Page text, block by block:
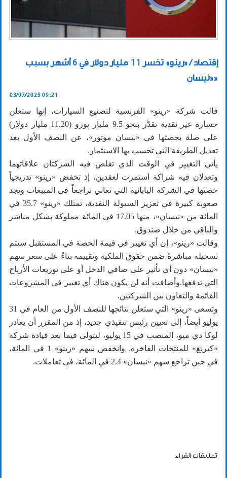
إقتصاد / «رينو» تخسر 11 مليار دولار في 6 أشهر بسبب
«نيسان»
03/07/2025 09:21
قالت شركة «رينو» الفرنسية لتصنيع السيارات، إنها ستعلن
خسارة غير نقدية تقدَّر بنحو 9.5 مليار يورو (11.20 مليار دولار)
على صلة بحصتها في «نيسان موتور»، عن النصف الأول بعد
تعديل الطريقة التي تحسب بها الاستثمار.
يأتي التغيير في الوقت الذي تقلص فيه الشركتان علاقاتهما
وتعدلان فيه شراكة استمرت لعقدين، إذ تخفض «رينو» تدريجياً
حصتها في الشركة اليابانية التي تعاني تراجعاً في المبيعات وتجد
صعوبة كبيرة في تعزيز السيولة النقدية، تمتلك «رينو» 35.7 في
المائة من «نيسان»، منها 17.05 في المائة مملوكة بشكل مباشر
والباقي من خلال صندوق.
وقالت «رينو»، إن أي تغيير في قيمة الحصة في المستقبل سيتم
تسجيله مباشرةً ضمن حقوق الملكية وتقييمه بناءً على سعر سهم
«نيسان» دون أي تأثير على صافي الدخل أو على توزيعات الأرباح
التي تدفعها.وأضافت أنه لن يكون هناك أي تغيير في المشروعات
القائمة والتعاون بين الشركتين.
وتسعى «رينو» التي ستعلن نتائجها للنصف الأول من العام في 31
يوليو أيضاً، إلى تعيين رئيس تنفيذي جديد، إذ من المقرر أن يغادر
لوكا دي ميو، المنصب في 15 يوليو، ليتولى فيما بعد قيادة شركة
«كيرنغ» للمنتجات الفاخرة. وانخفض سهم «رينو» 1 في المائة،
في حين تراجع سهم «نيسان» 2.4 في المائة، في تعاملات.
تعليقات القراء